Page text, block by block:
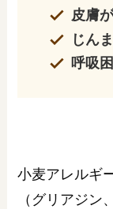
皮膚
じん
呼吸
小麦アレルギ
（グリアジ